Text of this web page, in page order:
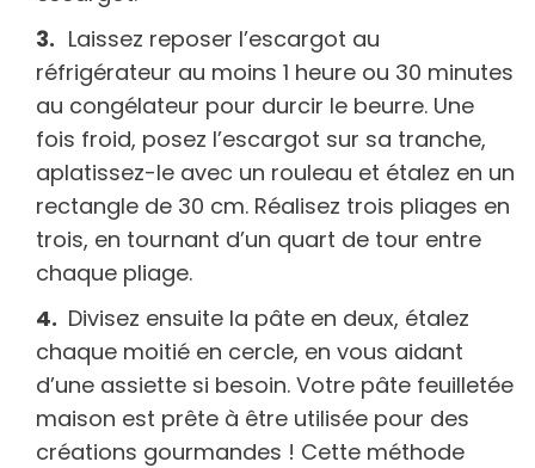
Laissez reposer l’escargot au
réfrigérateur au moins 1 heure ou 30 minutes
au congélateur pour durcir le beurre. Une
fois froid, posez l’escargot sur sa tranche,
aplatissez-le avec un rouleau et étalez en un
rectangle de 30 cm. Réalisez trois pliages en
trois, en tournant d’un quart de tour entre
chaque pliage.
Divisez ensuite la pâte en deux, étalez
chaque moitié en cercle, en vous aidant
d’une assiette si besoin. Votre pâte feuilletée
maison est prête à être utilisée pour des
créations gourmandes ! Cette méthode